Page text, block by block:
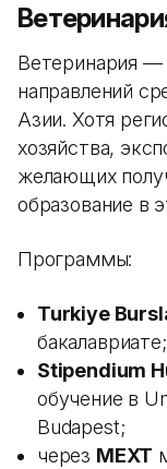
Ветеринария —
направлений
Азии. Хотя
хозяйства,
желающих
образование в
Программы:
Turkiye
бакалавриате;
Stipendium
обучение в
Budapest;
через MEXT